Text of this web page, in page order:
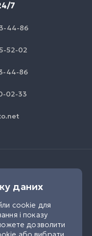
7
44-86
52-02
44-86
02-33
даних
cookie для
і показу
дозволити